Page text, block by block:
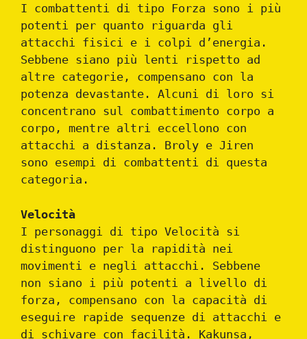
I combattenti di tipo Forza sono i più
potenti per quanto riguarda gli
attacchi fisici e i colpi d’energia.
Sebbene siano più lenti rispetto ad
altre categorie, compensano con la
potenza devastante. Alcuni di loro si
concentrano sul combattimento corpo a
corpo, mentre altri eccellono con
attacchi a distanza. Broly e Jiren
sono esempi di combattenti di questa
categoria.
Velocità
I personaggi di tipo Velocità si
distinguono per la rapidità nei
movimenti e negli attacchi. Sebbene
non siano i più potenti a livello di
forza, compensano con la capacità di
eseguire rapide sequenze di attacchi e
di schivare con facilità. Kakunsa,